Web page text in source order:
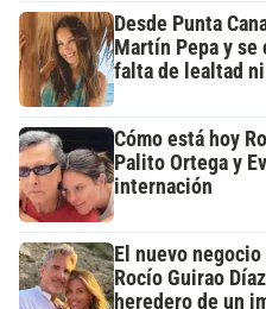
Desde Punta
Martín Pepa y
falta de lealtad
Cómo está hoy
Palito Ortega y
internación
El nuevo
Rocío Guirao
heredero de un